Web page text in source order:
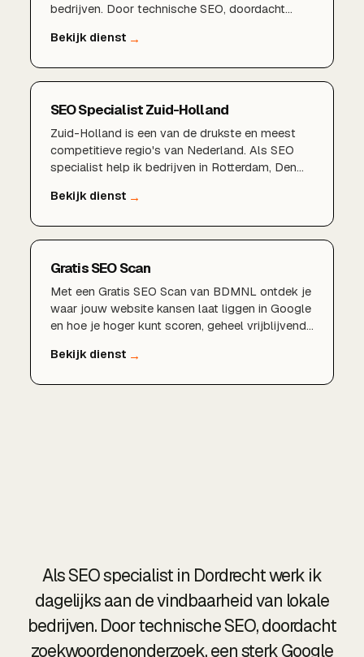
bedrijven. Door technische SEO, doordacht
Bedrijfsprofiel en lokale content te combineren,
SEO Specialist Zuid-Holland
Zuid-Holland is een van de drukste en meest
competitieve regio's van Nederland. Als SEO
specialist help ik bedrijven in Rotterdam, Den
van de provincie om structureel beter vindbaar
Gratis SEO Scan
Met een Gratis SEO Scan van BDMNL ontdek je
waar jouw website kansen laat liggen in Google
en hoe je hoger kunt scoren, geheel vrijblijvend
Als SEO specialist in Dordrecht werk ik
dagelijks aan de vindbaarheid van lokale
bedrijven. Door technische SEO, doordacht
zoekwoordenonderzoek, een sterk Google